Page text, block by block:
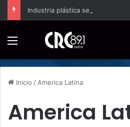
Industria plástica se suma a la
Inicio / America Latina
America